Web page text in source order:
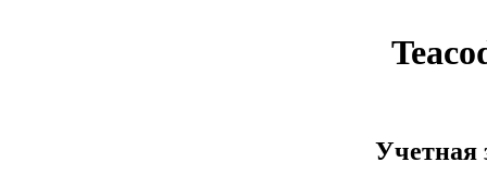
Учетная